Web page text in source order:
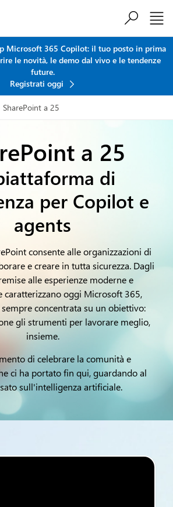
Microsoft 365 Copilot: il tuo posto in prima
le novità, le demo dal vivo e le tendenze
future.
Registrati oggi
SharePoint a 25
a 25
di
per Copilot e
agents
consente alle organizzazioni di
e creare in tutta sicurezza. Dagli
alle esperienze moderne e
caratterizzano oggi Microsoft 365,
concentrata su un obiettivo:
gli strumenti per lavorare meglio,
insieme.
di celebrare la comunità e
ci ha portato fin qui, guardando al
sull'intelligenza artificiale.